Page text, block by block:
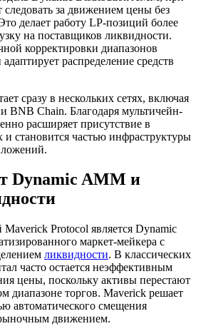
за движением цены без
делает работу LP-позиций более
на поставщиков ликвидности.
корректировки диапазонов
распределение средств
сразу в нескольких сетях, включая
BNB Chain. Благодаря мультичейн-
расширяет присутствие в
и становится частью инфраструктуры
Dynamic AMM и
Protocol является Dynamic
маркет-мейкера с
ликвидности. В классических
часто остается неэффективным
цены, поскольку активы перестают
диапазоне торгов. Maverick решает
автоматического смещения
движением.